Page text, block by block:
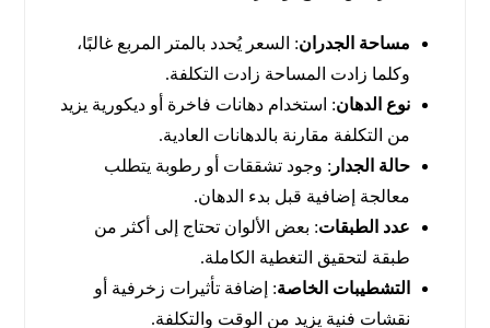
مساحة الجدران: السعر يُحدد بالمتر المربع غالبًا،
وكلما زادت المساحة زادت التكلفة.
نوع الدهان: استخدام دهانات فاخرة أو ديكورية يزيد
من التكلفة مقارنة بالدهانات العادية.
حالة الجدار : وجود تشققات أو رطوبة يتطلب
معالجة إضافية قبل بدء الدهان.
عدد الطبقات: بعض الألوان تحتاج إلى أكثر من
طبقة لتحقيق التغطية الكاملة.
التشطيبات الخاصة: إضافة تأثيرات زخرفية أو
نقشات فنية يزيد من الوقت والتكلفة.